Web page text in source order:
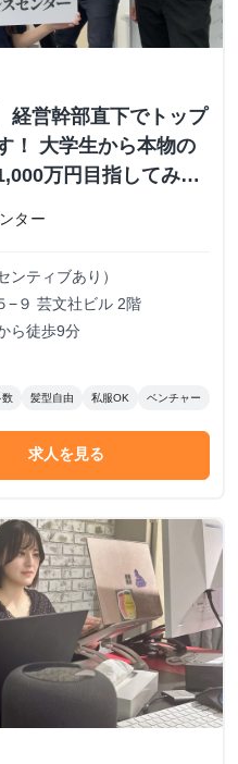
経営幹部直下でトップ
！ 大学生から本物の
万円目指してみま
り #学歴不問 #未経験
本セールスセンター
ップ
ター
ティブあり）
−９ 芸文社ビル 2階
ら徒歩9分
数 髪型自由 私服OK ベンチャー
求人を見る